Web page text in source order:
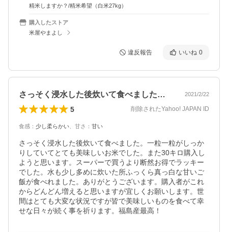
精米しますか？/精米希望（白米27kg）
購入したストア
米屋やまよし
違反報告 いいね 0
さっそく浸水した後炊いて食べました。一… 2021/2/22
5 削除されたYahoo! JAPAN ID
食感 ： 少し柔らかい 甘さ ： 甘い
さっそく浸水した後炊いて食べました。一粒一粒がしっか
りしていてとても美味しいお米でした。また30キロ購入し
ようと思います。スーパーで買うより断然お得でラッキー
でした。水も少し多めに炊いた所ふっくら真っ白な甘いご
飯が食べれました。ありがとうございます。購入者がこれ
からどんどん増えると思いますが宜しくお願いします。世
間はとても大変な状況ですが皆で美味しいものを食べて幸
せな日々が続く事を祈ります。福島産最高！